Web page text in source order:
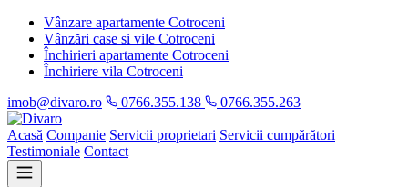
Vânzare apartamente Cotroceni
Vânzări case si vile Cotroceni
Închirieri apartamente Cotroceni
Închiriere vila Cotroceni
imob@divaro.ro
0766.355.138 0766.355.263
Acasă Companie Servicii proprietari Servicii cumpărători
Testimoniale Contact